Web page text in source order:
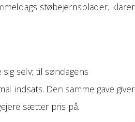
støbejernsplader, klarer
selv; til søndagens
indsats. Den samme gave giver
sætter pris på.